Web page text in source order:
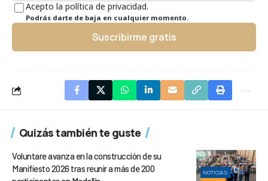
Acepto la política de privacidad.
Podrás darte de baja en cualquier momento.
Suscribirme gratis
Quizás también te guste
NOTICIAS
Voluntare avanza en la construcción de su
Manifiesto 2026 tras reunir a más de 200